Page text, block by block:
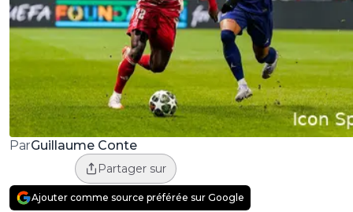
ParGuillaume Conte
Partager sur
Ajouter comme source préférée sur Google